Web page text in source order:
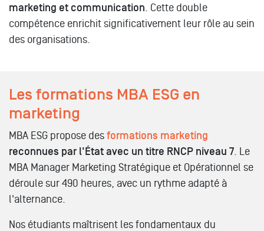
marketing et communication. Cette double
compétence enrichit significativement leur rôle au sein
des organisations.
Les formations MBA ESG en
marketing
MBA ESG propose des formations marketing
reconnues par l'État avec un titre RNCP niveau 7. Le
MBA Manager Marketing Stratégique et Opérationnel se
déroule sur 490 heures, avec un rythme adapté à
l'alternance.
Nos étudiants maîtrisent les fondamentaux du